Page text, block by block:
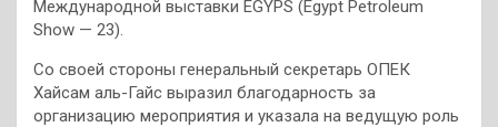
Международной выставки EGYPS (Egypt Petroleum
Show — 23).
Со своей стороны генеральный секретарь ОПЕК
Хайсам аль-Гайс выразил благодарность за
организацию мероприятия и указала на ведущую роль